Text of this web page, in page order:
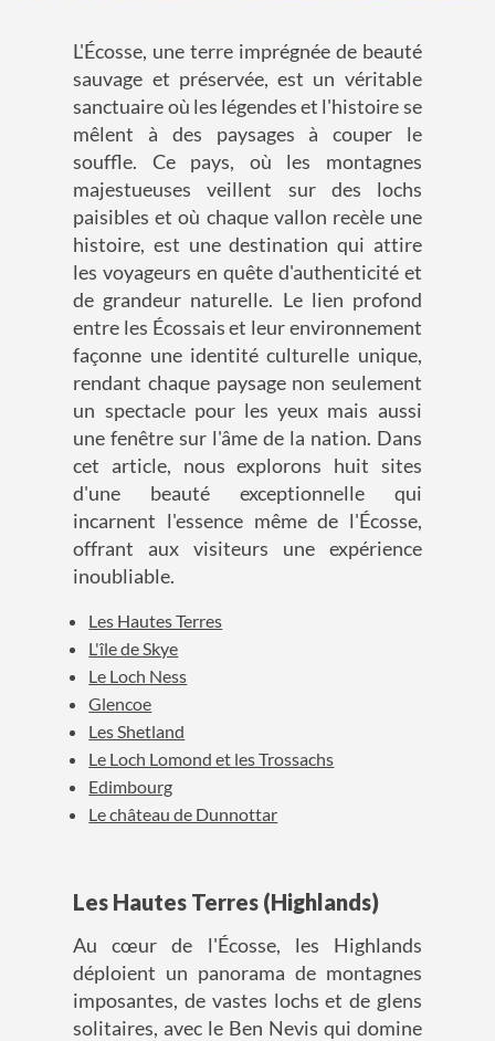
L'Écosse, une terre imprégnée de beauté
sauvage et préservée, est un véritable
sanctuaire où les légendes et l'histoire se
mêlent à des paysages à couper le
souffle. Ce pays, où les montagnes
majestueuses veillent sur des lochs
paisibles et où chaque vallon recèle une
histoire, est une destination qui attire
les voyageurs en quête d'authenticité et
de grandeur naturelle. Le lien profond
entre les Écossais et leur environnement
façonne une identité culturelle unique,
rendant chaque paysage non seulement
un spectacle pour les yeux mais aussi
une fenêtre sur l'âme de la nation. Dans
cet article, nous explorons huit sites
d'une beauté exceptionnelle qui
incarnent l'essence même de l'Écosse,
offrant aux visiteurs une expérience
inoubliable.
Les Hautes Terres
L'île de Skye
Le Loch Ness
Glencoe
Les Shetland
Le Loch Lomond et les Trossachs
Edimbourg
Le château de Dunnottar
Les Hautes Terres (Highlands)
Au cœur de l'Écosse, les Highlands
déploient un panorama de montagnes
imposantes, de vastes lochs et de glens
solitaires, avec le Ben Nevis qui domine